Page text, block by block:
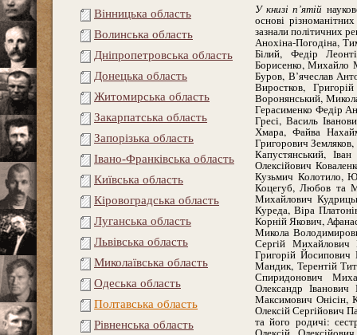
Вінницька область
Волинська область
Дніпропетровська область
Донецька область
Житомирська область
Закарпатська область
Запорізька область
Івано-Франківська область
Київська область
Кіровоградська область
Луганська область
Львівська область
Миколаївська область
Одеська область
Полтавська область
Рівненська область
У книзі п’ятій
основі
зазнали політичних
Анохіна-Погодіна,
Білий, Федір
Борисенко, Михайло
Буров, В’ячеслав
Виростков,
Воронянський,
Герасименко Федір
Гресі, Василь
Хмара, Файва
Григорович
Капустянський,
Олексійович
Кузьмич Колотило,
Коцегуб, Любов та
Михайлович
Куреда, Віра
Корній Якович,
Микола
Сергій
Григорій
Мандик, Терентій
Спиридонович
Олександр
Максимович Онісін,
Олексій Сергійович
та його родичі: